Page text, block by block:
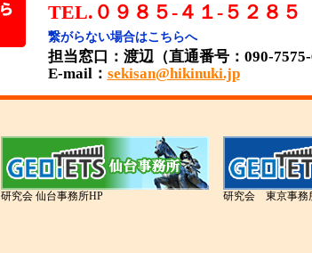
TEL.０９８５-４１-５２８
繋がらない場合はこちらへ
担当窓口：渡辺（直通番号：090-7575-
E-mail： sekisan@hikinuki.jp
研究会 仙台事務所HP 研究会 東京事務